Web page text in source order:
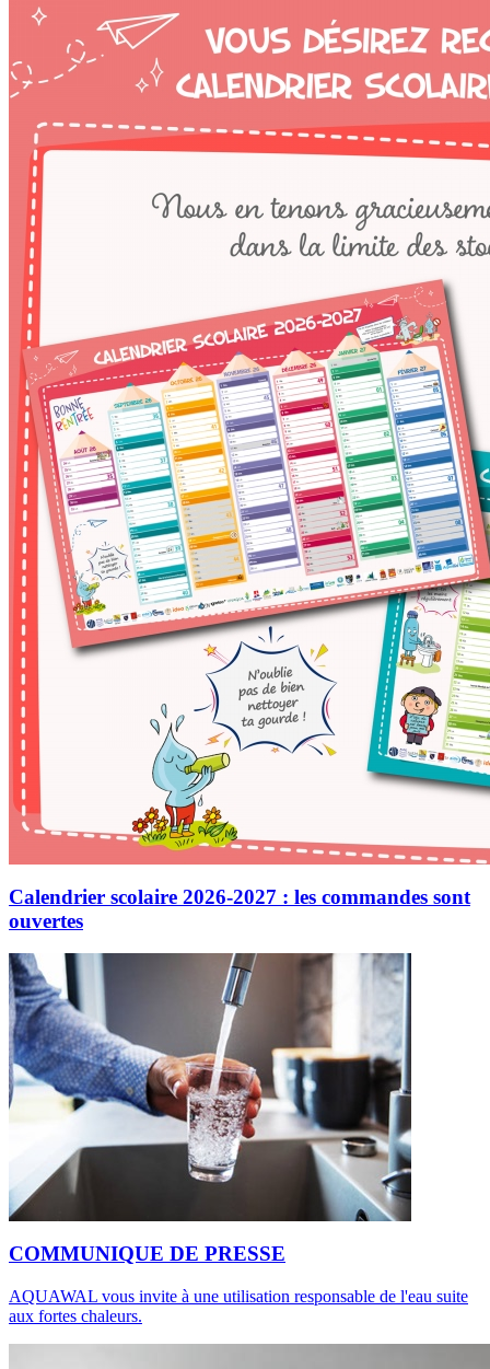
Calendrier scolaire 2026-2027 : les commandes sont
ouvertes
COMMUNIQUE DE PRESSE
AQUAWAL vous invite à une utilisation responsable de l'eau suite
aux fortes chaleurs.